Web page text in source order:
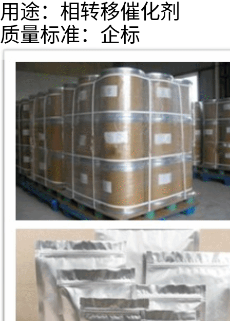
用途：相转移催化剂
质量标准：企标